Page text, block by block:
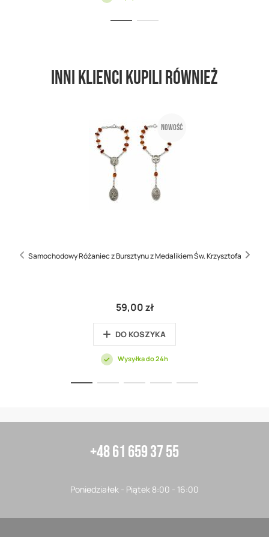
Inni klienci kupili również
Nowość
Samochodowy Różaniec z Bursztynu z Medalikiem Św. Krzysztofa
59,00 zł
DO KOSZYKA
Wysyłka do 24h
+48 61 659 37 55
Poniedziałek - Piątek 8:00 - 16:00